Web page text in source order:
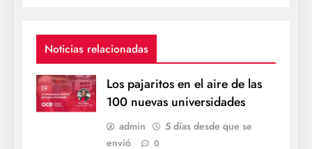
Noticias relacionadas
Los pajaritos en el aire de las
100 nuevas universidades
admin
5 días desde que se
envió
0